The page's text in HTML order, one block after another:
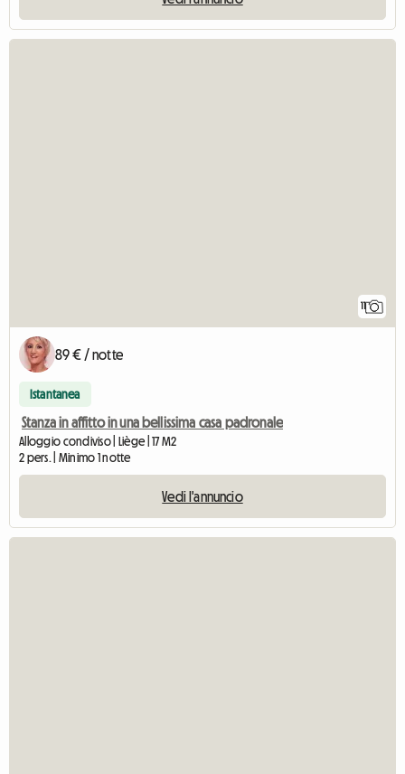
11
89 € / notte
Istantanea
Stanza in affitto in una bellissima casa padronale
Alloggio condiviso | Liège | 17 M2
2 pers. | Minimo 1 notte
Vedi l'annuncio